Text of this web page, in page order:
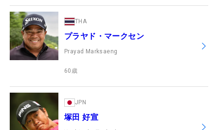
THA
プラヤド・マークセン
Prayad Marksaeng
60 歳
JPN
塚田 好宣